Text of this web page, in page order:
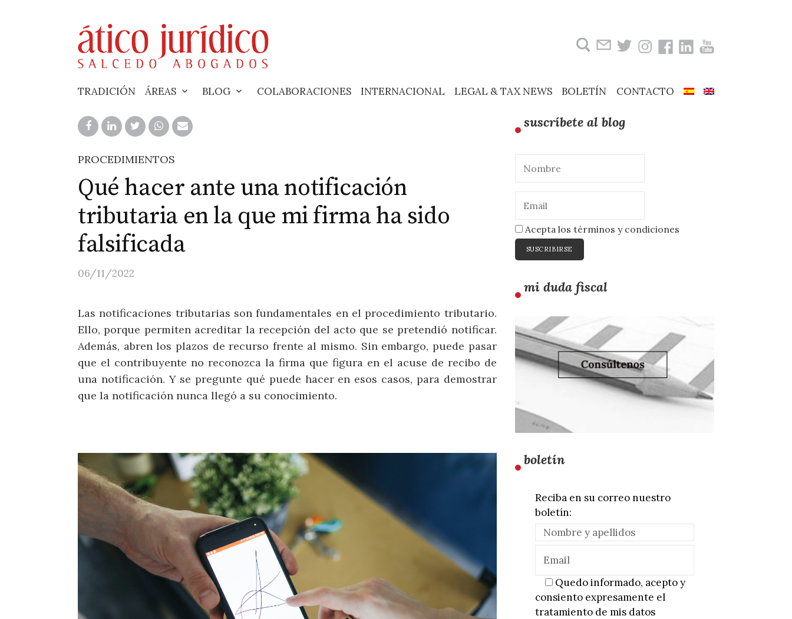
TRADICIÓN ÁREAS BLOG COLABORACIONES INTERNACIONAL LEGAL & TAX NEWS BOLETÍN CONTACTO
PROCEDIMIENTOS
Qué hacer ante una notificación
tributaria en la que mi firma ha sido
falsificada
06/11/2022
Las notificaciones tributarias son fundamentales en el procedimiento tributario.
Ello, porque permiten acreditar la recepción del acto que se pretendió notificar.
Además, abren los plazos de recurso frente al mismo. Sin embargo, puede pasar
que el contribuyente no reconozca la firma que figura en el acuse de recibo de
una notificación. Y se pregunte qué puede hacer en esos casos, para demostrar
que la notificación nunca llegó a su conocimiento.
suscríbete al blog
Acepta los términos y condiciones
mi duda fiscal
boletín
Reciba en su correo nuestro
boletín:
Quedo informado, acepto y
consiento expresamente el
tratamiento de mis datos